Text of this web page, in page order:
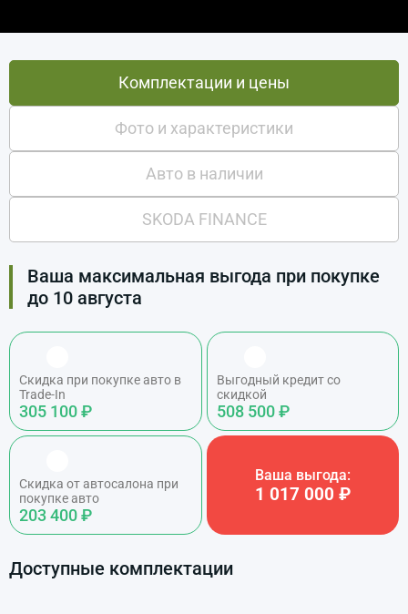
Комплектации и цены
Фото и характеристики
Авто в наличии
SKODA FINANCE
Ваша максимальная выгода при покупке
до 10 августа
Скидка при покупке авто в
Trade-In
305 100 ₽
Выгодный кредит со
скидкой
508 500 ₽
Скидка от автосалона при
покупке авто
203 400 ₽
Ваша выгода:
1 017 000 ₽
Доступные комплектации